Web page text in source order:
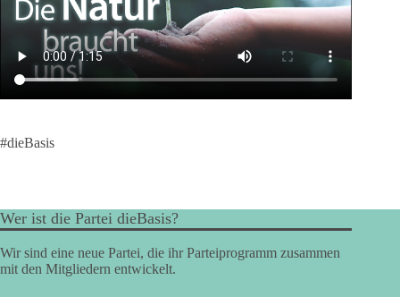
#dieBasis
Wer ist die Partei dieBasis?
Wir sind eine neue Partei, die ihr Parteiprogramm zusammen
mit den Mitgliedern entwickelt.